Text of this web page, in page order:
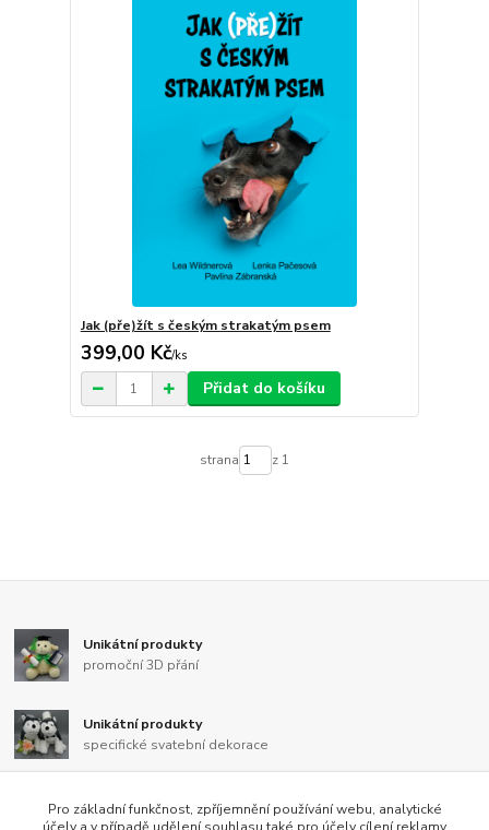
Jak (pře)žít s českým strakatým psem
399,00 Kč/ks
Přidat do košíku
strana z 1
Unikátní produkty
promoční 3D přání
Unikátní produkty
specifické svatební dekorace
Unikátní produkty
pro majitele nejen českých strakatých psů
Pro základní funkčnost, zpříjemnění používání webu, analytické